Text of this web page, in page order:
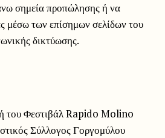
σημεία προπώλησης ή να
μέσω των επίσημων σελίδων του
δικτύωσης.
του Φεστιβάλ Rapido Molino
Σύλλογος Γοργομύλου